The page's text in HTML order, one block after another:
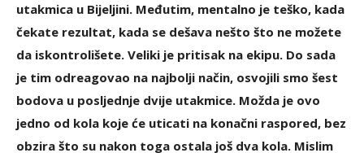
utakmica u Bijeljini. Međutim, mentalno je teško, kada
čekate rezultat, kada se dešava nešto što ne možete
da iskontrolišete. Veliki je pritisak na ekipu. Do sada
je tim odreagovao na najbolji način, osvojili smo šest
bodova u posljednje dvije utakmice. Možda je ovo
jedno od kola koje će uticati na konačni raspored, bez
obzira što su nakon toga ostala još dva kola. Mislim